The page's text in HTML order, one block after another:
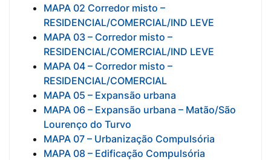
MAPA 02 Corredor misto –
RESIDENCIAL/COMERCIAL/IND LEVE
MAPA 03 – Corredor misto –
RESIDENCIAL/COMERCIAL/IND LEVE
MAPA 04 – Corredor misto –
RESIDENCIAL/COMERCIAL
MAPA 05 – Expansão urbana
MAPA 06 – Expansão urbana – Matão/São
Lourenço do Turvo
MAPA 07 – Urbanização Compulsória
MAPA 08 – Edificação Compulsória